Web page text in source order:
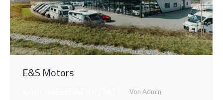
E&S Motors
Von Admin